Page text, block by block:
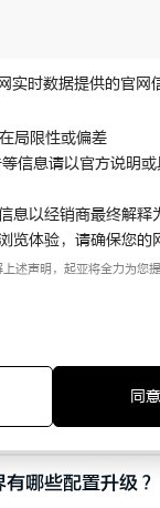
是您的AI助
速提问，或直接输入需求
哪些升级？
哪些配置升级？
实时数据提供的官网
局限性或偏差
信息请以官方说明
息以经销商最终解释
览体验，请确保您的
述声明，起亚将全力为您提
同意